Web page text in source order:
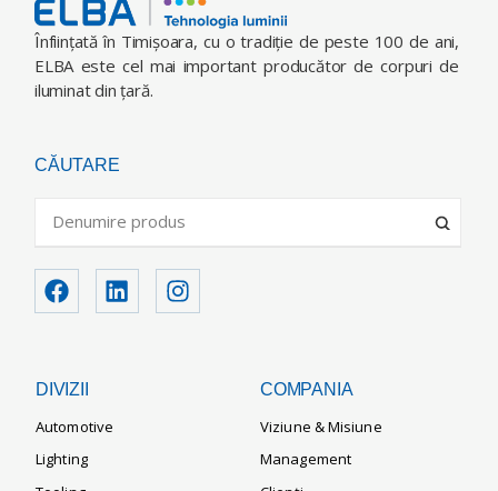
Înfiinţată în Timişoara, cu o tradiţie de peste 100 de ani,
ELBA este cel mai important producător de corpuri de
iluminat din ţară.
CĂUTARE
DIVIZII
Automotive
Lighting
COMPANIA
Viziune & Misiune
Management